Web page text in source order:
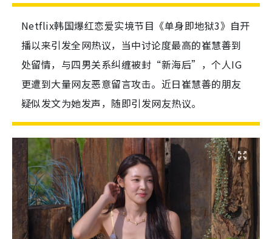
Netflix韩国爆红恋爱实境节目《单身即地狱3》自开
播以来引发全网热议，当中讨论度最高的崔慧善到
处留情，与四男关系纠缠被封“新海后”，个人IG
更遭到大量网友恶意留言攻击。近日崔慧善的朋友
疑似发文为她发声，随即引发网友热议。